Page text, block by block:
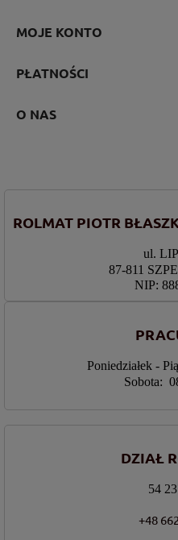
MOJE KONTO
PŁATNOŚCI
O NAS
ROLMAT PIOTR
ul.
87-811
NIP:
Poniedziałek -
Sobota:
DZIAŁ
54
+48